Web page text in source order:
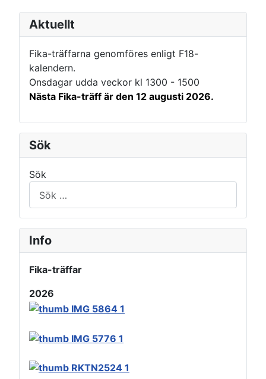
Aktuellt
Fika-träffarna genomföres enligt F18-
kalendern.
Onsdagar udda veckor kl 1300 - 1500
Nästa Fika-träff är den 12 augusti 2026.
Sök
Sök
Info
Fika-träffar
2026